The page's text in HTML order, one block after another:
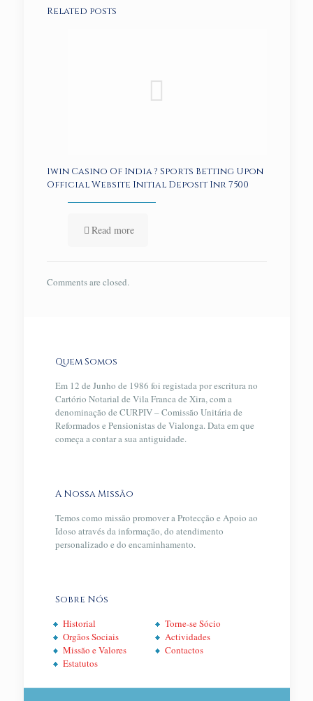
Related posts
1win Casino Of India ? Sports Betting Upon
Official Website Initial Deposit Inr 7500
Read more
Comments are closed.
Quem Somos
Em 12 de Junho de 1986 foi registada por escritura no
Cartório Notarial de Vila Franca de Xira, com a
denominação de CURPIV – Comissão Unitária de
Reformados e Pensionistas de Vialonga. Data em que
começa a contar a sua antiguidade.
A Nossa Missão
Temos como missão promover a Protecção e Apoio ao
Idoso através da informação, do atendimento
personalizado e do encaminhamento.
Sobre Nós
Historial
Orgãos Sociais
Missão e Valores
Estatutos
Torne-se Sócio
Actividades
Contactos